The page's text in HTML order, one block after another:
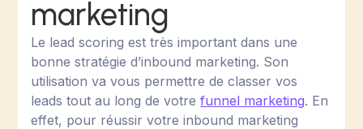
marketing
Le lead scoring est très important dans une
bonne stratégie d’inbound marketing. Son
utilisation va vous permettre de classer vos
leads tout au long de votrefunnel marketing. En
effet, pour réussir votre inbound marketing